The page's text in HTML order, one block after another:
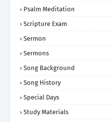
Psalm Meditation
Scripture Exam
Sermon
Sermons
Song Background
Song History
Special Days
Study Materials